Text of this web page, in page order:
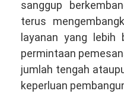
sanggup
terus
layanan yang lebih
permintaan
jumlah tengah
keperluan